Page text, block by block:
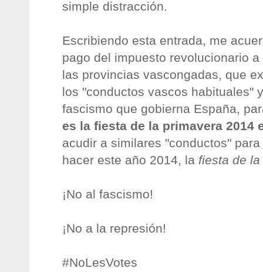
simple distracción.
Escribiendo esta entrada, me
pago del impuesto revolucionario
las provincias vascongadas, que
los "conductos vascos habituales"
fascismo que gobierna España,
es la fiesta de la primavera 2014
acudir a similares "conductos"
hacer este año 2014, la fiesta de
¡No al fascismo!
¡No a la represión!
#NoLesVotes